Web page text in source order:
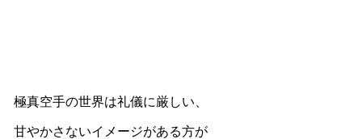
極真空手の世界は礼儀に厳しい、
甘やかさないイメージがある方が